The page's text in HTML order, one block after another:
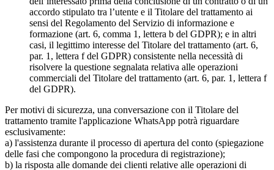
accordo stipulato tra l’utente e il Titolare del trattamento ai
sensi del Regolamento del Servizio di informazione e
formazione (art. 6, comma 1, lettera b del GDPR); e in altri
casi, il legittimo interesse del Titolare del trattamento (art. 6,
par. 1, lettera f del GDPR) consistente nella necessità di
risolvere la questione segnalata relativa alle operazioni
commerciali del Titolare del trattamento (art. 6, par. 1, lettera f
del GDPR).
Per motivi di sicurezza, una conversazione con il Titolare del
trattamento tramite l'applicazione WhatsApp potrà riguardare
esclusivamente:
a) l'assistenza durante il processo di apertura del conto (spiegazione
delle fasi che compongono la procedura di registrazione);
b) la risposta alle domande dei clienti relative alle operazioni di